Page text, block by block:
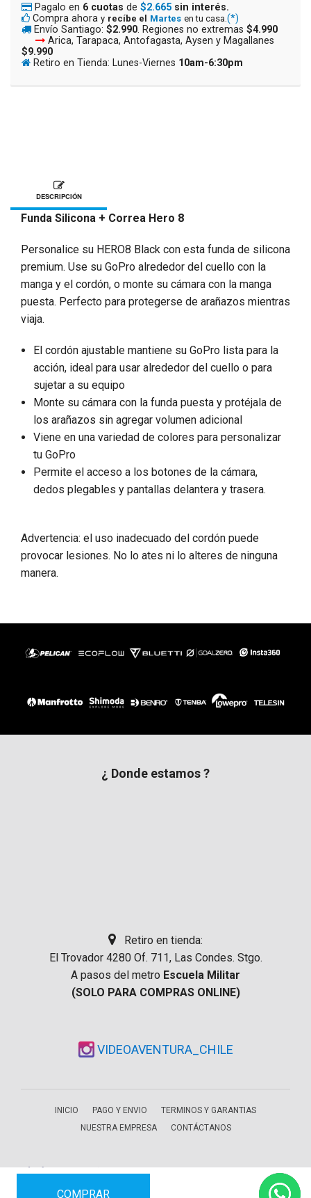
Pagalo en 6 cuotas de $2.665 sin interés.
Compra ahora y recíbe el Martes en tu casa. (*)
Envío Santiago: $2.990. Regiones no extremas $4.990
Arica, Tarapaca, Antofagasta, Aysen y Magallanes
$9.990
Retiro en Tienda: Lunes-Viernes 10am-6:30pm
DESCRIPCIÓN
Funda Silicona + Correa Hero 8
Personalice su HERO8 Black con esta funda de silicona
premium. Use su GoPro alrededor del cuello con la
manga y el cordón, o monte su cámara con la manga
puesta. Perfecto para protegerse de arañazos mientras
viaja.
El cordón ajustable mantiene su GoPro lista para la
acción, ideal para usar alrededor del cuello o para
sujetar a su equipo
Monte su cámara con la funda puesta y protéjala de
los arañazos sin agregar volumen adicional
Viene en una variedad de colores para personalizar
tu GoPro
Permite el acceso a los botones de la cámara,
dedos plegables y pantallas delantera y trasera.
Advertencia: el uso inadecuado del cordón puede
provocar lesiones. No lo ates ni lo alteres de ninguna
manera.
COMPRAR
¿ Donde estamos ?
Retiro en tienda:
El Trovador 4280 Of. 711, Las Condes. Stgo.
A pasos del metro Escuela Militar
(SOLO PARA COMPRAS ONLINE)
VIDEOAVENTURA_CHILE
INICIO PAGO Y ENVIO
TERMINOS Y GARANTIAS
NUESTRA EMPRESA
CONTÁCTANOS